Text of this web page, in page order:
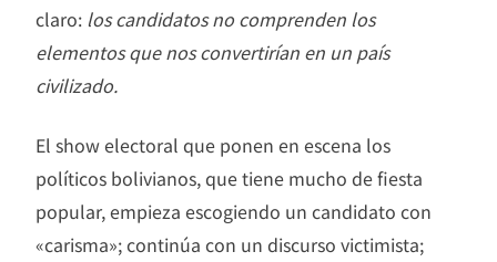
claro: los candidatos no comprenden los
elementos que nos convertirían en un país
civilizado.
El show electoral que ponen en escena los
políticos bolivianos, que tiene mucho de fiesta
popular, empieza escogiendo un candidato con
«carisma»; continúa con un discurso victimista;